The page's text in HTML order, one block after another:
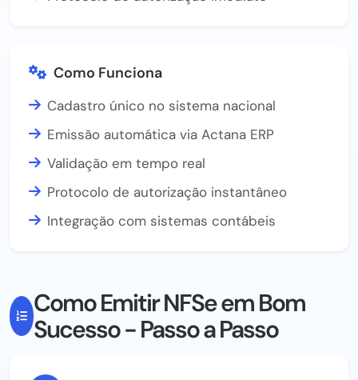
Como Funciona
Cadastro único no sistema nacional
Emissão automática via Actana ERP
Validação em tempo real
Protocolo de autorização instantâneo
Integração com sistemas contábeis
Como Emitir NFSe em Bom
Sucesso - Passo a Passo